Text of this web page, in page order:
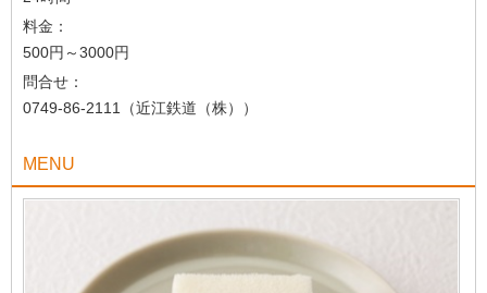
料金：
500円～3000円
問合せ：
0749-86-2111（近江鉄道（株））
MENU